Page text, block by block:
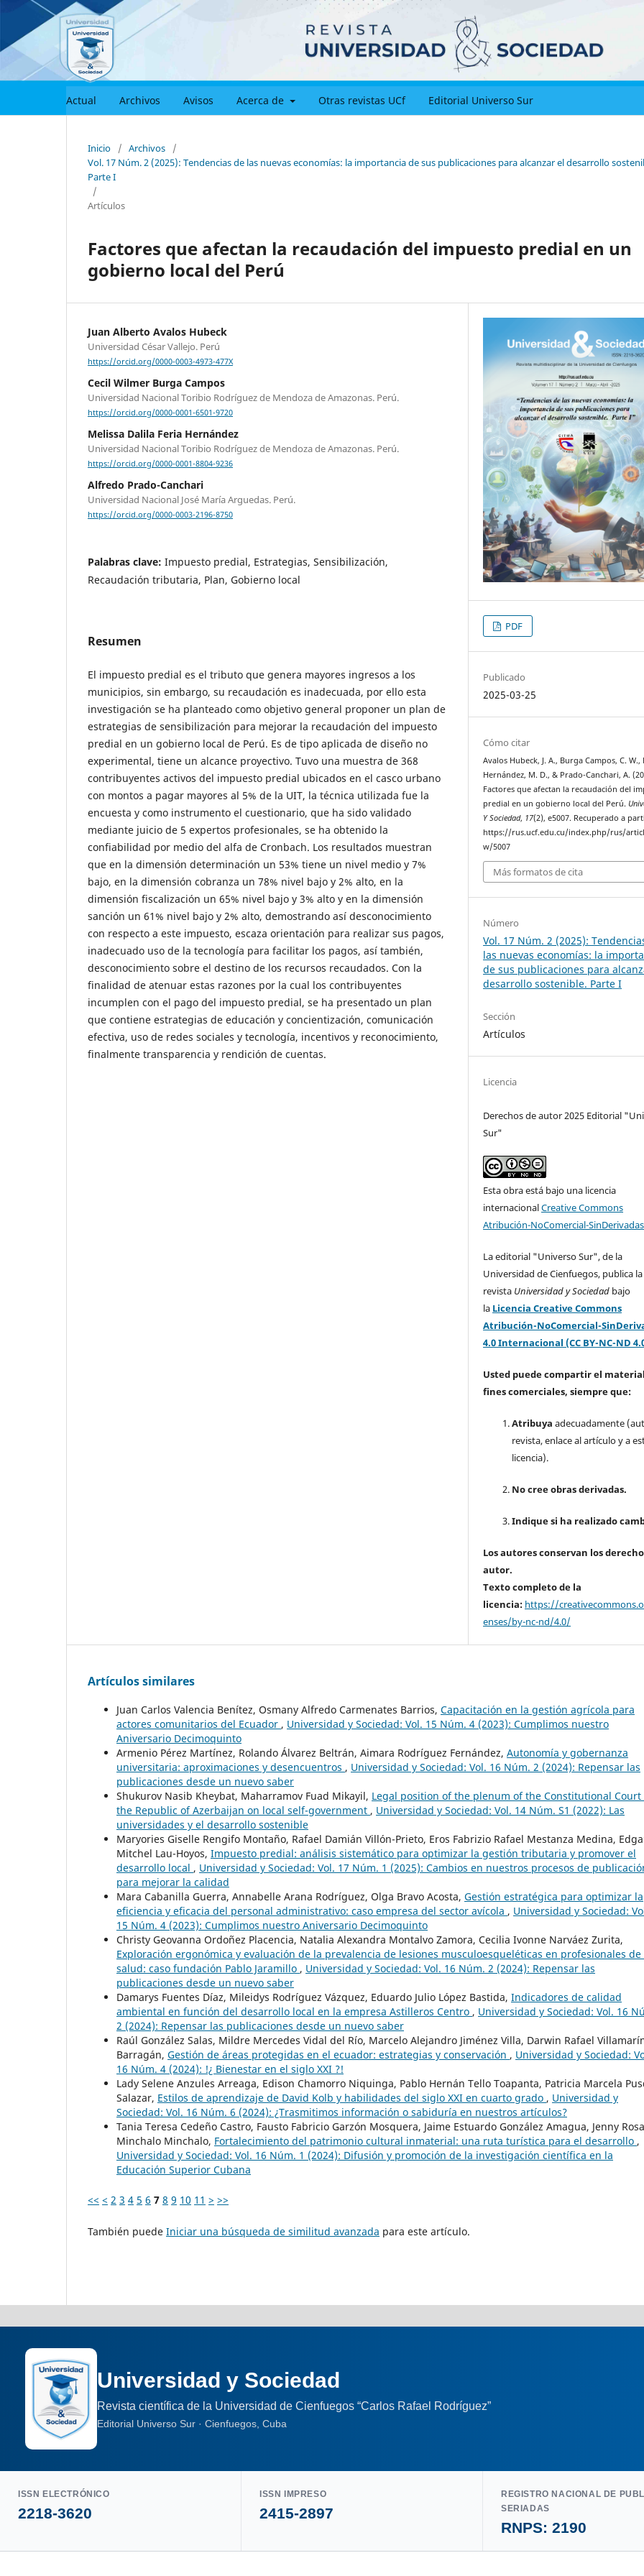
Actual Archivos Avisos Acerca de Otras revistas UCf Editorial Universo Sur
Inicio / Archivos
/
Vol. 17 Núm. 2 (2025): Tendencias de las nuevas economías: la importancia de sus publicaciones para alcanzar el desarrollo
Parte I
/
Artículos
Factores que afectan la recaudación del impuesto predial en un
gobierno local del Perú
Juan Alberto Avalos Hubeck
Universidad César Vallejo. Perú
https://orcid.org/0000-0003-4973-477X
Cecil Wilmer Burga Campos
Universidad Nacional Toribio Rodríguez de Mendoza de Amazonas. Perú.
https://orcid.org/0000-0001-6501-9720
Melissa Dalila Feria Hernández
Universidad Nacional Toribio Rodríguez de Mendoza de Amazonas. Perú.
https://orcid.org/0000-0001-8804-9236
Alfredo Prado-Canchari
Universidad Nacional José María Arguedas. Perú.
https://orcid.org/0000-0003-2196-8750
Palabras clave: Impuesto predial, Estrategias, Sensibilización,
Recaudación tributaria, Plan, Gobierno local
Resumen
El impuesto predial es el tributo que genera mayores ingresos a los
municipios, sin embargo, su recaudación es inadecuada, por ello esta
investigación se ha planteado como objetivo general proponer un plan de
estrategias de sensibilización para mejorar la recaudación del impuesto
predial en un gobierno local de Perú. Es de tipo aplicada de diseño no
experimental, tiene un alcance proyectivo. Tuvo una muestra de 368
contribuyentes activos del impuesto predial ubicados en el casco urbano
con montos a pagar mayores al 5% de la UIT, la técnica utilizada fue la
encuesta y como instrumento el cuestionario, que ha sido validado
mediante juicio de 5 expertos profesionales, se ha obtenido la
confiabilidad por medio del alfa de Cronbach. Los resultados muestran
que en la dimensión determinación un 53% tiene un nivel medio y 7%
bajo, en la dimensión cobranza un 78% nivel bajo y 2% alto, en la
dimensión fiscalización un 65% nivel bajo y 3% alto y en la dimensión
sanción un 61% nivel bajo y 2% alto, demostrando así desconocimiento
con respecto a este impuesto, escaza orientación para realizar sus pagos,
inadecuado uso de la tecnología para facilitar los pagos, así también,
desconocimiento sobre el destino de los recursos recaudados. Con la
finalidad de atenuar estas razones por la cual los contribuyentes
incumplen con el pago del impuesto predial, se ha presentado un plan
que contiene estrategias de educación y concientización, comunicación
efectiva, uso de redes sociales y tecnología, incentivos y reconocimiento,
finalmente transparencia y rendición de cuentas.
PDF
Publicado
2025-03-25
Cómo citar
Avalos Hubeck, J. A., Burga Campos, C. W.,
Hernández, M. D., & Prado-Canchari, A.
Factores que afectan la recaudación del
predial en un gobierno local del Perú.
Y Sociedad, 17(2), e5007. Recuperado a
https://rus.ucf.edu.cu/index.php/rus/
w/5007
Más formatos de cita
Número
Vol. 17 Núm. 2 (2025):
las nuevas economías: la
de sus publicaciones para
desarrollo sostenible. Parte I
Sección
Artículos
Licencia
Derechos de autor 2025 Editorial
Sur"
Esta obra está bajo una licencia
internacionalCreative Commons
Atribución-NoComercial-
La editorial "Universo Sur", de la
Universidad de Cienfuegos, publica la
revista Universidad y Sociedad bajo
la Licencia Creative Commons
Atribución-NoComercial-
4.0 Internacional (CC BY-NC-ND
Usted puede compartir el
fines comerciales, siempre que:
Atribuya adecuadamente
revista, enlace al artículo y a
licencia).
No cree obras derivadas.
Indique si ha realizado
Los autores conservan los
autor.
Texto completo de la
licencia: https://
enses/by-nc-nd/4.0/
Artículos similares
Juan Carlos Valencia Benítez, Osmany Alfredo Carmenates Barrios, Capacitación en la gestión agrícola para
actores comunitarios del Ecuador , Universidad y Sociedad: Vol. 15 Núm. 4 (2023): Cumplimos nuestro
Aniversario Decimoquinto
Armenio Pérez Martínez, Rolando Álvarez Beltrán, Aimara Rodríguez Fernández, Autonomía y gobernanza
universitaria: aproximaciones y desencuentros , Universidad y Sociedad: Vol. 16 Núm. 2 (2024): Repensar las
publicaciones desde un nuevo saber
Shukurov Nasib Kheybat, Maharramov Fuad Mikayil, Legal position of the plenum of the Constitutional Court
the Republic of Azerbaijan on local self-government , Universidad y Sociedad: Vol. 14 Núm. S1 (2022): Las
universidades y el desarrollo sostenible
Maryories Giselle Rengifo Montaño, Rafael Damián Villón-Prieto, Eros Fabrizio Rafael Mestanza Medina,
Mitchel Lau-Hoyos, Impuesto predial: análisis sistemático para optimizar la gestión tributaria y promover el
desarrollo local , Universidad y Sociedad: Vol. 17 Núm. 1 (2025): Cambios en nuestros procesos de
para mejorar la calidad
Mara Cabanilla Guerra, Annabelle Arana Rodríguez, Olga Bravo Acosta, Gestión estratégica para optimizar la
eficiencia y eficacia del personal administrativo: caso empresa del sector avícola , Universidad y Sociedad:
15 Núm. 4 (2023): Cumplimos nuestro Aniversario Decimoquinto
Christy Geovanna Ordoñez Placencia, Natalia Alexandra Montalvo Zamora, Cecilia Ivonne Narváez Zurita,
Exploración ergonómica y evaluación de la prevalencia de lesiones musculoesqueléticas en profesionales de
salud: caso fundación Pablo Jaramillo , Universidad y Sociedad: Vol. 16 Núm. 2 (2024): Repensar las
publicaciones desde un nuevo saber
Damarys Fuentes Díaz, Mileidys Rodríguez Vázquez, Eduardo Julio López Bastida, Indicadores de calidad
ambiental en función del desarrollo local en la empresa Astilleros Centro , Universidad y Sociedad: Vol. 16
2 (2024): Repensar las publicaciones desde un nuevo saber
Raúl González Salas, Mildre Mercedes Vidal del Río, Marcelo Alejandro Jiménez Villa, Darwin Rafael
Barragán, Gestión de áreas protegidas en el ecuador: estrategias y conservación , Universidad y Sociedad:
16 Núm. 4 (2024): !¿ Bienestar en el siglo XXI ?!
Lady Selene Anzules Arreaga, Edison Chamorro Niquinga, Pablo Hernán Tello Toapanta, Patricia Marcela
Salazar, Estilos de aprendizaje de David Kolb y habilidades del siglo XXI en cuarto grado , Universidad y
Sociedad: Vol. 16 Núm. 6 (2024): ¿Trasmitimos información o sabiduría en nuestros artículos?
Tania Teresa Cedeño Castro, Fausto Fabricio Garzón Mosquera, Jaime Estuardo González Amagua, Jenny
Minchalo Minchalo, Fortalecimiento del patrimonio cultural inmaterial: una ruta turística para el desarrollo ,
Universidad y Sociedad: Vol. 16 Núm. 1 (2024): Difusión y promoción de la investigación científica en la
Educación Superior Cubana
<< < 2 3 4 5 6 7 8 9 10 11 > >>
También puede Iniciar una búsqueda de similitud avanzada para este artículo.
Universidad y Sociedad
Revista científica de la Universidad de Cienfuegos “Carlos Rafael Rodríguez”
Editorial Universo Sur · Cienfuegos, Cuba
ISSN ELECTRÓNICO
2218-3620
ISSN IMPRESO
2415-2897
REGISTRO NACIONAL DE
SERIADAS
RNPS: 2190